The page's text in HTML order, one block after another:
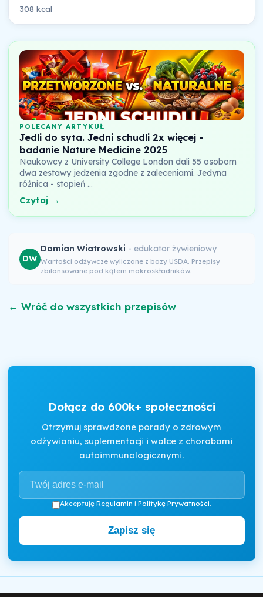
308 kcal
POLECANY ARTYKUŁ
Jedli do syta. Jedni schudli 2x więcej -
badanie Nature Medicine 2025
Naukowcy z University College London dali 55 osobom
dwa zestawy jedzenia zgodne z zaleceniami. Jedyna
różnica - stopień …
Czytaj →
DW
Damian Wiatrowski - edukator żywieniowy
Wartości odżywcze wyliczane z bazy USDA. Przepisy
zbilansowane pod kątem makroskładników.
← Wróć do wszystkich przepisów
Dołącz do 600k+ społeczności
Otrzymuj sprawdzone porady o zdrowym
odżywianiu, suplementacji i walce z chorobami
autoimmunologicznymi.
Akceptuję Regulamin i Politykę Prywatności.
Zapisz się